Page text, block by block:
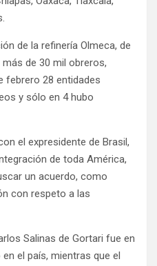
de la refinería Olmeca, de
de 30 mil obreros,
febrero 28 entidades
y sólo en 4 hubo
el expresidente de Brasil,
de toda América,
un acuerdo, como
con respeto a las
Salinas de Gortari fue en
el país, mientras que el